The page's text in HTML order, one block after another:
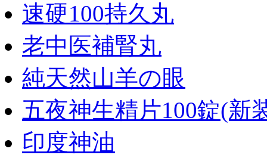
速硬100持久丸
老中医補腎丸
純天然山羊の眼
五夜神生精片100錠(新
印度神油